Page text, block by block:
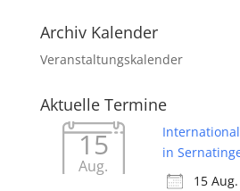
Archiv Kalender
Veranstaltungskalender
Aktuelle Termine
15
Aug.
in
15